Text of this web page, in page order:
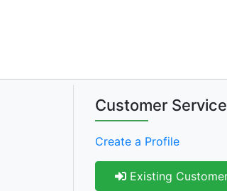
Customer
Create a Profile
Existing